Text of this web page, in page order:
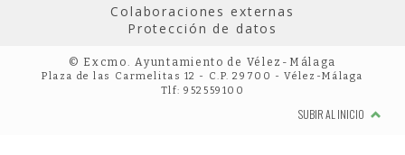
Colaboraciones externas
Protección de datos
© Excmo. Ayuntamiento de Vélez-Málaga
Plaza de las Carmelitas 12 - C.P. 29700 - Vélez-Málaga
Tlf: 952559100
SUBIR AL INICIO